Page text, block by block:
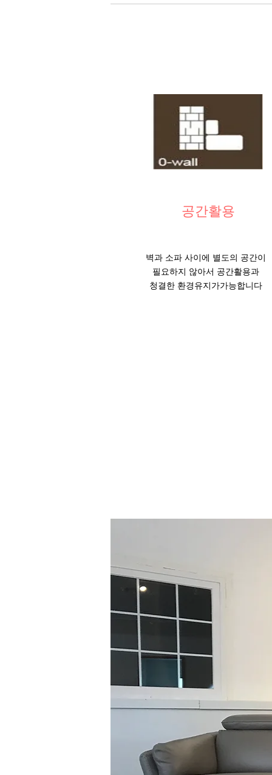
공간활용
벽과 소파 사이에 별도의 공간이
필요하지 않아서 공간활용과
청결한 환경유지가​가능합니다